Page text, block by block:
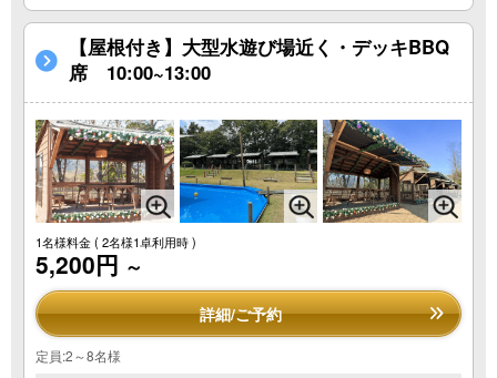
【屋根付き】大型水遊び場近く・デッキBBQ
席 10:00~13:00
1名様料金( 2名様1卓利用時 )
5,200円 ～
詳細/ご予約
定員:2～8名様